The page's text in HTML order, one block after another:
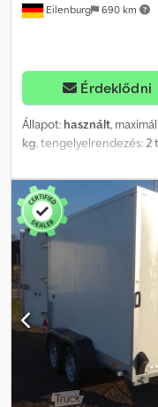
Eilenburg 690 km
Érdeklődni
Állapot: használt,
kg, tengelyelrendezés:2
raktérmagasság:345 mm
magasság:
680 mm, A40
Háromoldalú billenős
típus: TRIUS SHDK .2
hidraulikus billentés
3,01 m x 1,83 m. 3.500
szivattyú, alumínium
értékesítés jogát